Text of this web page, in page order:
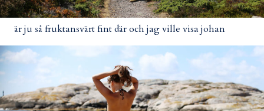
är ju så fruktansvärt fint där och jag ville visa johan